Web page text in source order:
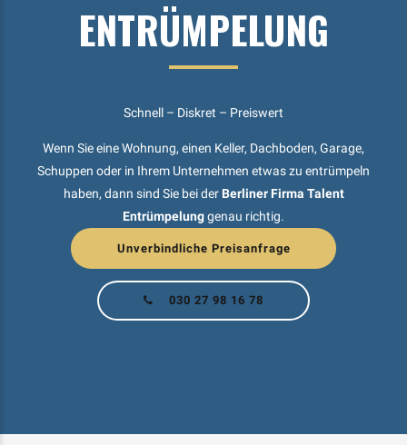
ENTRÜMPELUNG
Schnell – Diskret – Preiswert
Wenn Sie eine Wohnung, einen Keller, Dachboden, Garage,
Schuppen oder in Ihrem Unternehmen etwas zu entrümpeln
haben, dann sind Sie bei der Berliner Firma Talent
Entrümpelunggenau richtig.
Unverbindliche Preisanfrage
030 27 98 16 78